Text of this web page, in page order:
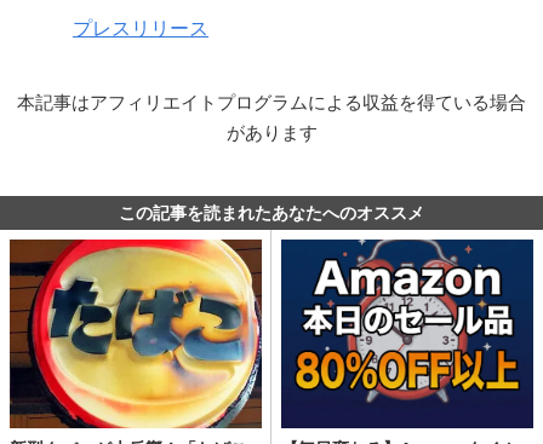
プレスリリース
本記事はアフィリエイトプログラムによる収益を得ている場合
があります
この記事を読まれたあなたへのオススメ